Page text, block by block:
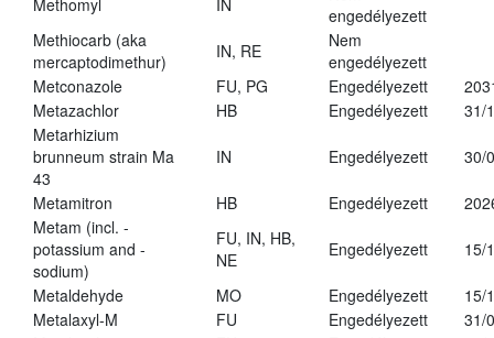
Methomyl
IN
engedélyezett
Methiocarb (aka
mercaptodimethur)
IN, RE
Nem
engedélyezett
Metconazole
FU, PG Engedélyezett
Metazachlor
HB Engedélyezett
31/
Metarhizium
brunneum strain Ma
43
IN Engedélyezett 30/
Metamitron HB Engedélyezett
Metam (incl. -
potassium and -
sodium)
FU, IN, HB,
NE
Engedélyezett 15/
Metaldehyde MO Engedélyezett
15/
Metalaxyl-M
FU Engedélyezett
31/